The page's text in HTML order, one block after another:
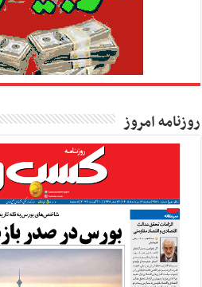
روزنامه امروز